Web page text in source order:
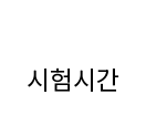
시험시간